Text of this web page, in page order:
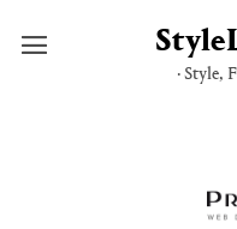
· Style,